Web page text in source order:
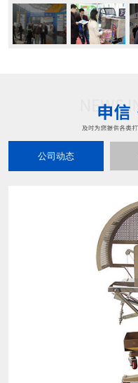
公司动态